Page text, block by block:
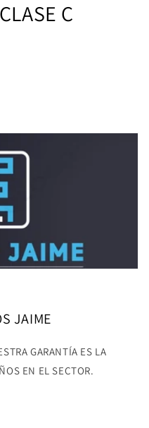
C
JAIME
GARANTÍA ES LA
EN EL SECTOR.